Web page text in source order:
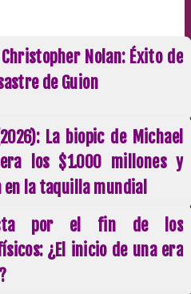
Christopher Nolan: Éxito de
de Guion
La biopic de Michael
los $1.000 millones y
la taquilla mundial
por el fin de los
¿El inicio de una era